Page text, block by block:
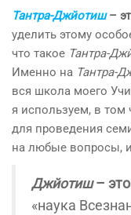
Тантра-Джйотиш–
уделить этому
что такое Тантра-
Именно на Тантра-
вся школа моего
я используем, в том
для проведения
на любые вопросы,
Джйотиш– это
«наука